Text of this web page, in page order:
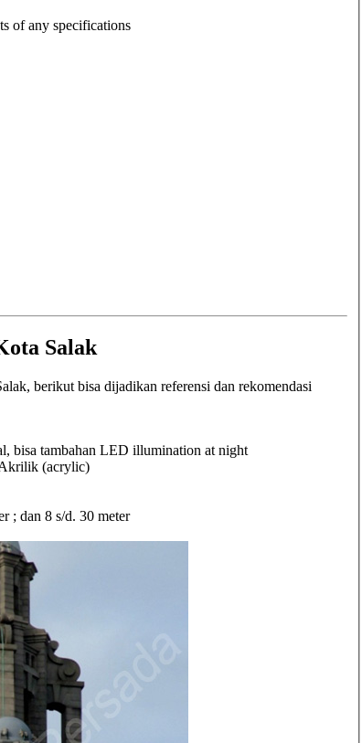
of any specifications
Salak
berikut bisa dijadikan referensi dan rekomendasi
bisa tambahan LED illumination at night
(acrylic)
; dan 8 s/d. 30 meter